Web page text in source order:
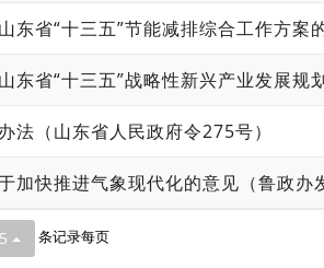
法（山东省人民政府令275号）
加快推进气象现代化的意见（鲁政办
条记录每页